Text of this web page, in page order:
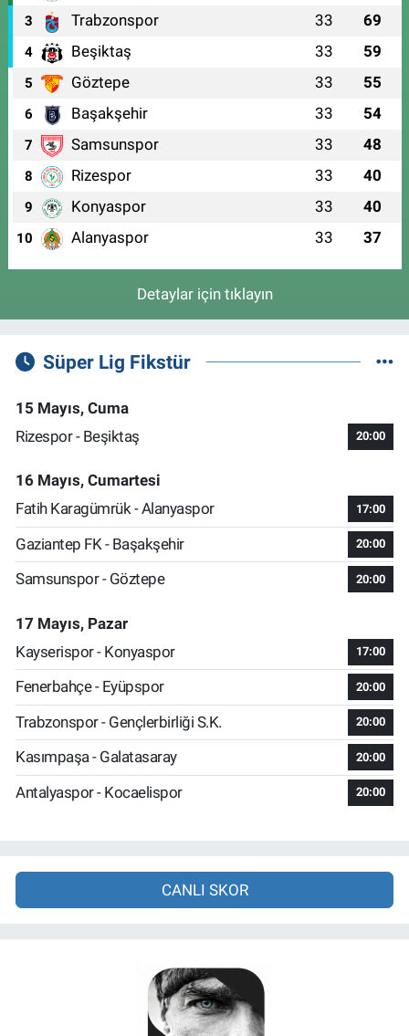
3 Trabzonspor 33 69
4 Beşiktaş 33 59
5 Göztepe 33 55
6 Başakşehir 33 54
7 Samsunspor 33 48
8 Rizespor 33 40
9 Konyaspor 33 40
10 Alanyaspor 33 37
Detaylar için tıklayın
Süper Lig Fikstür
15 Mayıs, Cuma
Rizespor - Beşiktaş
20:00
16 Mayıs, Cumartesi
Fatih Karagümrük - Alanyaspor
17:00
Gaziantep FK - Başakşehir 20:00
Samsunspor - Göztepe 20:00
17 Mayıs, Pazar
Kayserispor - Konyaspor
17:00
Fenerbahçe - Eyüpspor 20:00
Trabzonspor - Gençlerbirliği S.K. 20:00
Kasımpaşa - Galatasaray 20:00
Antalyaspor - Kocaelispor 20:00
CANLI SKOR